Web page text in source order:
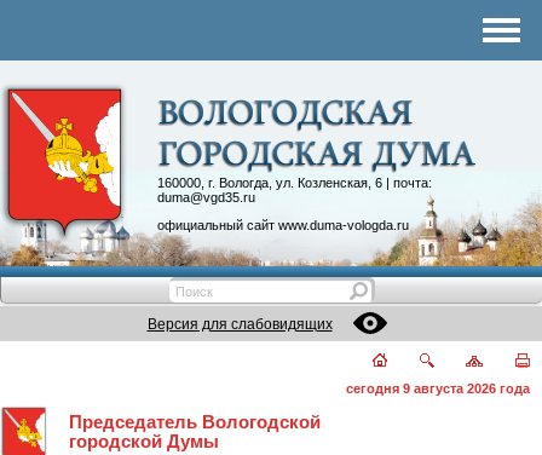
160000, г. Вологда, ул. Козленская, 6 | почта:
duma@vgd35.ru
официальный сайт www.duma-vologda.ru
Контакты
Депутатские объединения
Версия для слабовидящих
сегодня 9 августа 2026 года
Председатель Вологодской
городской Думы